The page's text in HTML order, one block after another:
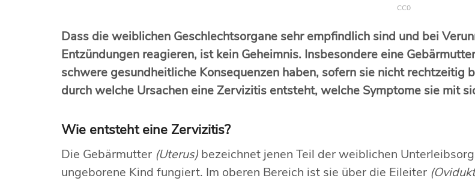
CC0
Dass die weiblichen Geschlechtsorgane sehr empfindlich sind und bei
Entzündungen reagieren, ist kein Geheimnis. Insbesondere eine
schwere gesundheitliche Konsequenzen haben, sofern sie nicht rechtzeitig
durch welche Ursachen eine Zervizitis entsteht, welche Symptome sie mit
Wie entsteht eine Zervizitis?
Die Gebärmutter (Uterus) bezeichnet jenen Teil der weiblichen
ungeborene Kind fungiert. Im oberen Bereich ist sie über die Eileiter